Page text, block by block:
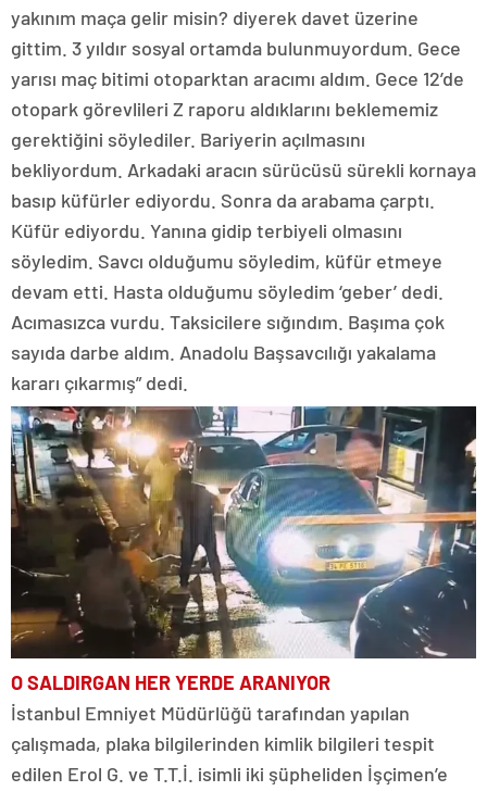
yakınım maça gelir misin? diyerek davet üzerine
gittim. 3 yıldır sosyal ortamda bulunmuyordum. Gece
yarısı maç bitimi otoparktan aracımı aldım. Gece 12’de
otopark görevlileri Z raporu aldıklarını beklememiz
gerektiğini söylediler. Bariyerin açılmasını
bekliyordum. Arkadaki aracın sürücüsü sürekli kornaya
basıp küfürler ediyordu. Sonra da arabama çarptı.
Küfür ediyordu. Yanına gidip terbiyeli olmasını
söyledim. Savcı olduğumu söyledim, küfür etmeye
devam etti. Hasta olduğumu söyledim ‘geber’ dedi.
Acımasızca vurdu. Taksicilere sığındım. Başıma çok
sayıda darbe aldım. Anadolu Başsavcılığı yakalama
kararı çıkarmış” dedi.
O SALDIRGAN HER YERDE ARANIYOR
İstanbul Emniyet Müdürlüğü tarafından yapılan
çalışmada, plaka bilgilerinden kimlik bilgileri tespit
edilen Erol G. ve T.T.İ. isimli iki şüpheliden İşçimen’e